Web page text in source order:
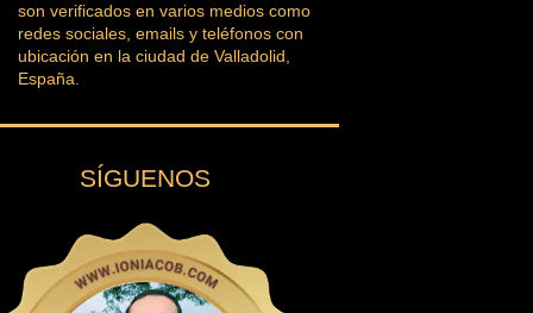
son verificados en varios medios como
redes sociales, emails y teléfonos con
ubicación en la ciudad de Valladolid,
España.
SÍGUENOS